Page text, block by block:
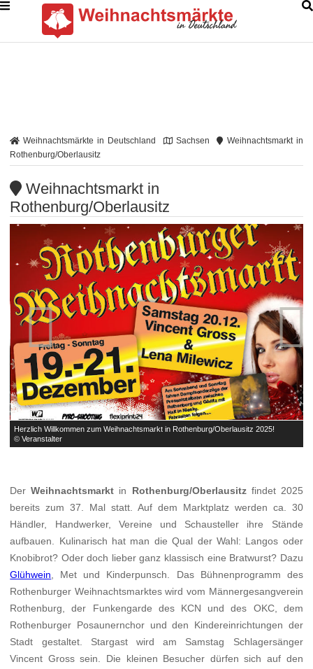
Weihnachtsmärkte in Deutschland Sachsen
Weihnachtsmarkt in
Rothenburg/Oberlausitz
Weihnachtsmarkt in
Rothenburg/Oberlausitz
Herzlich Willkommen zum Weihnachtsmarkt in Rothenburg/Oberlausitz 2025!
© Veranstalter
 
DerWeihnachtsmarkt in Rothenburg/Oberlausitzfindet 2025
bereits zum 37. Mal statt. Auf dem Marktplatz werden ca. 30
Händler, Handwerker, Vereine und Schausteller ihre Stände
aufbauen. Kulinarisch hat man die Qual der Wahl: Langos oder
Knobibrot? Oder doch lieber ganz klassisch eine Bratwurst? Dazu
Glühwein , Met und Kinderpunsch. Das Bühnenprogramm des
Rothenburger Weihnachtsmarktes wird vom Männergesangverein
Rothenburg, der Funkengarde des KCN und des OKC, dem
Rothenburger Posaunernchor und den Kindereinrichtungen der
Stadt gestaltet. Stargast wird am Samstag Schlagersänger
Vincent Gross sein. Die kleinen Besucher dürfen sich auf den